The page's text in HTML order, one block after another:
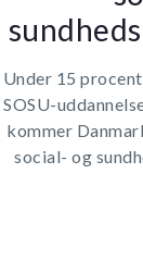
Under 15
SOSU-
kommer
social- og